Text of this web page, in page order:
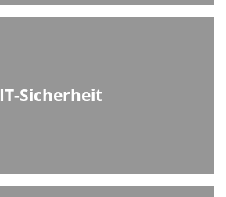
IT-Sicherheit